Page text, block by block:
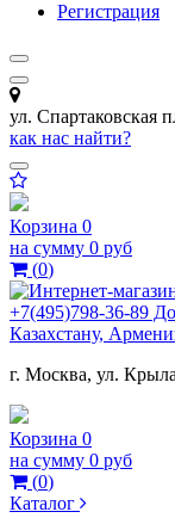
Регистрация
ул. Спартаковская
как нас найти?
Корзина 0
на сумму 0 руб
(0)
+7(495)798-36-89
Казахстану,
г. Москва, ул.
Корзина 0
на сумму 0 руб
(0)
Каталог